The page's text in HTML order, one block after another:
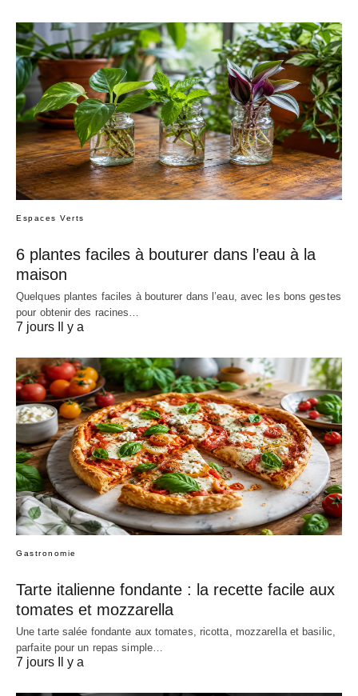
Espaces Verts
6 plantes faciles à bouturer dans l’eau à la
maison
Quelques plantes faciles à bouturer dans l’eau, avec les bons gestes
pour obtenir des racines…
7 jours Il y a
Gastronomie
Tarte italienne fondante : la recette facile aux
tomates et mozzarella
Une tarte salée fondante aux tomates, ricotta, mozzarella et basilic,
parfaite pour un repas simple…
7 jours Il y a